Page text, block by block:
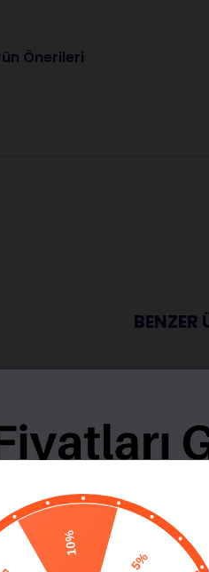
Önerileri
BENZER
10%
5%